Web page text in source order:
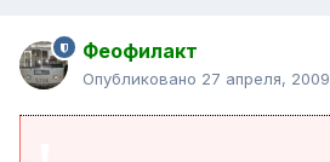
Феофилакт
Опубликовано 27 апреля, 2009